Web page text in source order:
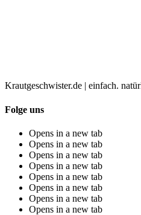
Krautgeschwister.de | einfach.
Folge uns
Opens in a new tab
Opens in a new tab
Opens in a new tab
Opens in a new tab
Opens in a new tab
Opens in a new tab
Opens in a new tab
Opens in a new tab